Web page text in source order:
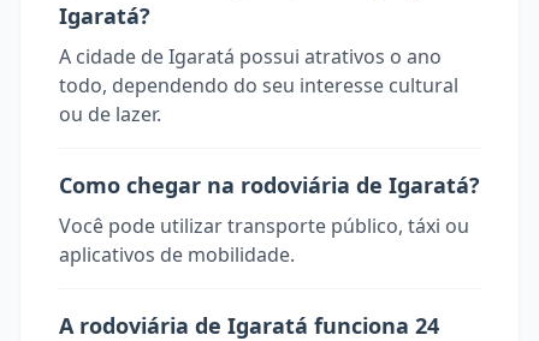
Igaratá?
A cidade de Igaratá possui atrativos o ano
todo, dependendo do seu interesse cultural
ou de lazer.
Como chegar na rodoviária de Igaratá?
Você pode utilizar transporte público, táxi ou
aplicativos de mobilidade.
A rodoviária de Igaratá funciona 24